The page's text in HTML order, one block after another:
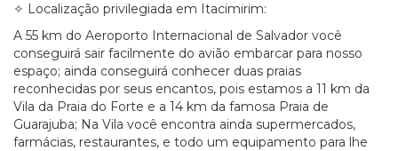
✧ Localização privilegiada em Itacimirim:
A 55 km do Aeroporto Internacional de Salvador você
conseguirá sair facilmente do avião embarcar para nosso
espaço; ainda conseguirá conhecer duas praias
reconhecidas por seus encantos, pois estamos a 11 km da
Vila da Praia do Forte e a 14 km da famosa Praia de
Guarajuba; Na Vila você encontra ainda supermercados,
farmácias, restaurantes, e todo um equipamento para lhe